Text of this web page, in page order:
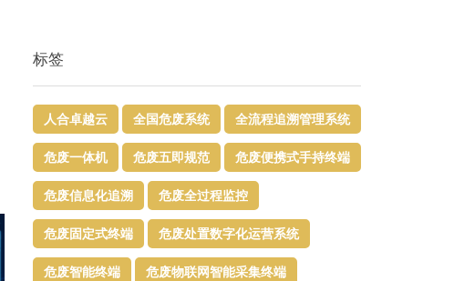
标签
人合卓越云 全国危废系统 全流程追溯管理系统
危废一体机 危废五即规范 危废便携式手持终端
危废信息化追溯 危废全过程监控
危废固定式终端 危废处置数字化运营系统
危废智能终端 危废物联网智能采集终端